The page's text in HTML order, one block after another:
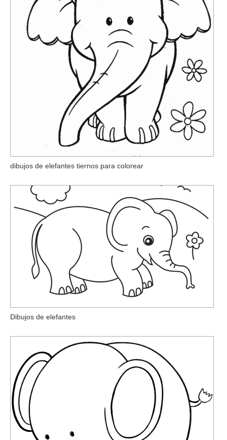
dibujos de elefantes tiernos para colorear
Dibujos de elefantes